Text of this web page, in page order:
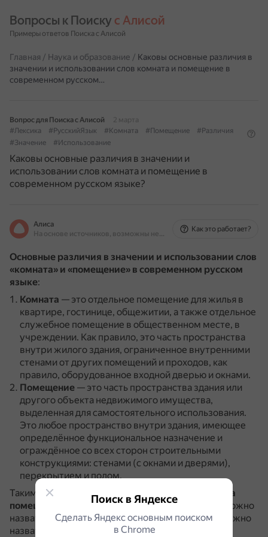
Вопросы к Поиску с Алисой
Примеры ответов Поиска с Алисой
Главная / Наука и образование / Каковы основные различия в
значении и использовании слов комната и помещение в
современном русском…
Вопрос для Поиска с Алисой
2 марта
#Лексика
#РусскийЯзык #Комната #Помещение
#Различия
#Значение
#Использование
Каковы основные различия в значении и
использовании слов комната и помещение в
современном русском языке?
Алиса
На основе источников, возможны неточности
Как это работает?
Основные различия в значении и использовании слов
«комната» и «помещение» в современном русском
языке:
Комната — это отдельное помещение для жилья в
квартире, гостинице, общежитии, а также отдельное
служебное помещение в общественном месте, в
учреждении. Как правило, это часть пространства
внутри жилого здания, ограниченное внутренними
стенами от других помещений и проходов, как
правило, оборудованное входной дверью и окнами.
Помещение — это часть пространства здания или
другого объекта недвижимого имущества,
выделенная для самостоятельного использования.
Это любое пространство внутри здания, имеющее
определённое функциональное назначение и
ограждённое со всех сторон строительными
конструкциями: стенами (с окнами и дверями),
перекрытием и полом.
Таким образом,
комната — это частное понятие, а
помещение — общее, при этом любую комнату можно
назвать помещением, но не любое помещение можно
назвать комнатой.
Поиск в Яндексе
Сделать Яндекс основным поиском
в Сhrome